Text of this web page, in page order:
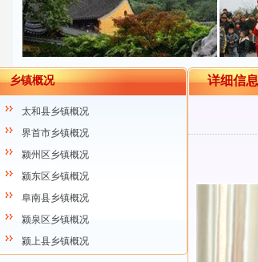
乡镇概况
太和县乡镇概况
界首市乡镇概况
颍州区乡镇概况
颍东区乡镇概况
阜南县乡镇概况
颍泉区乡镇概况
颍上县乡镇概况
详细信息